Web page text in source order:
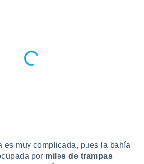
es muy complicada, pues la bahía
por miles de trampas